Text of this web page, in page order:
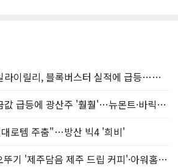
[美증시 특징주] 일라이릴리, 블록버스터 실적에 급등…마운자로 매출 폭발
[美증시 특징주] 금값 급등에 광산주 '훨훨'…뉴몬트·바릭마이닝 주도
대로템 주춤"…방산 빅4 '희비'
[오늘의 언박싱] 오뚜기 '제주담음 제주 드립 커피'·아워홈 ‘갓석박지’ 外